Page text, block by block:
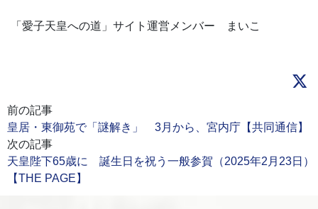
「愛子天皇への道」サイト運営メンバー まいこ
前の記事
皇居・東御苑で「謎解き」 3月から、宮内庁【共同通信】
次の記事
天皇陛下65歳に 誕生日を祝う一般参賀（2025年2月23日）
【THE PAGE】